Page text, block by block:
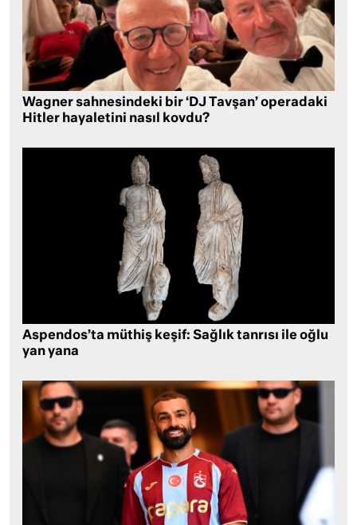
Wagner sahnesindeki bir ‘DJ Tavşan’ operadaki
Hitler hayaletini nasıl kovdu?
Aspendos’ta müthiş keşif: Sağlık tanrısı ile oğlu
yan yana